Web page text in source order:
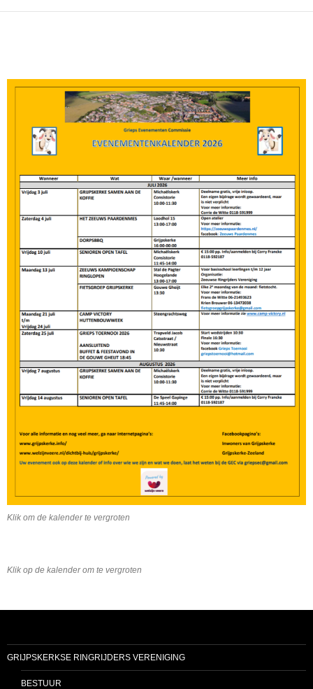
Klik om de kalender te vergroten
Klik op de kalender om te vergroten
GRIJPSKERKSE RINGRIJDERS VERENIGING
BESTUUR